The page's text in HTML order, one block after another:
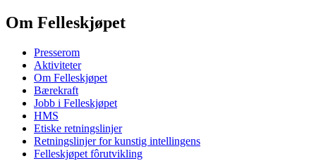
Om Felleskjøpet
Presserom
Aktiviteter
Om Felleskjøpet
Bærekraft
Jobb i Felleskjøpet
HMS
Etiske retningslinjer
Retningslinjer for kunstig intellingens
Felleskjøpet fôrutvikling